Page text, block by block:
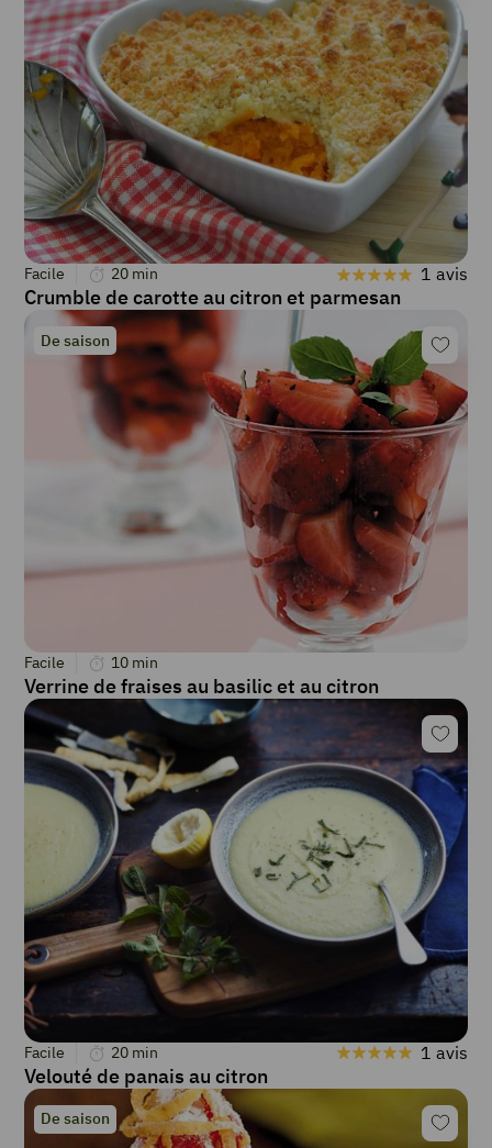
Facile 20 min 1 avis
Crumble de carotte au citron et parmesan
De saison
Facile 10 min
Verrine de fraises au basilic et au citron
Facile 20 min 1 avis
Velouté de panais au citron
De saison